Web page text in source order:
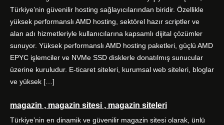
Türkiye’nin güvenilir hosting sağlayıcılarından biridir. Özellikle
yüksek performanslı AMD hosting, sektörel hazır scriptler ve
alan adı hizmetleriyle kullanıcılarına kapsamlı dijital çözümler
sunuyor. Yüksek performanslı AMD hosting paketleri, güçlü AMD
EPYC işlemciler ve NVMe SSD disklerle donatılmış sunucular
üzerine kuruludur. E-ticaret siteleri, kurumsal web siteleri, bloglar
ve yüksek […]
magazin , magazin sitesi , magazin siteleri
Türkiye’nin en dinamik ve güvenilir magazin sitesi olarak, ünlü